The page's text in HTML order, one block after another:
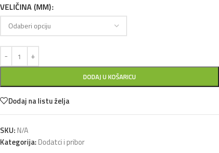
VELIČINA (MM)
DODAJ U KOŠARICU
Dodaj na listu želja
SKU:N/A
Kategorija:Dodatci i pribor